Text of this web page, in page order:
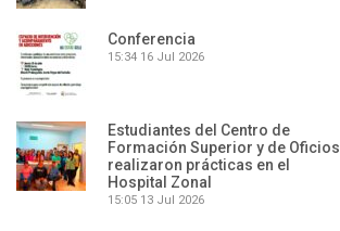
Conferencia
15:34 16 Jul 2026
Estudiantes del Centro de
Formación Superior y de Oficios
realizaron prácticas en el
Hospital Zonal
15:05 13 Jul 2026